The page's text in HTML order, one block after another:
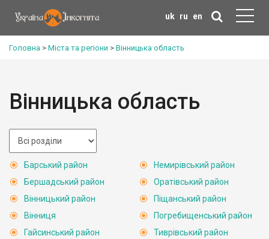
uk ru en
Головна > Міста та регіони > Вінницька область
Вінницька область
Барський район
Бершадський район
Вінницький район
Вінниця
Гайсинський район
Немирівський район
Оратівський район
Піщанський район
Погребищенський район
Тиврівський район